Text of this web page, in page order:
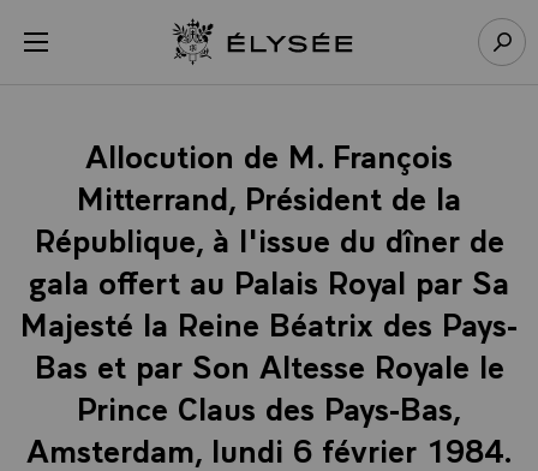
menu Retour à l’accueil Élysée
Allocution de M. François
Mitterrand, Président de la
République, à l'issue du dîner de
gala offert au Palais Royal par Sa
Majesté la Reine Béatrix des Pays-
Bas et par Son Altesse Royale le
Prince Claus des Pays-Bas,
Amsterdam, lundi 6 février 1984.
Panneau de gestion des cookies